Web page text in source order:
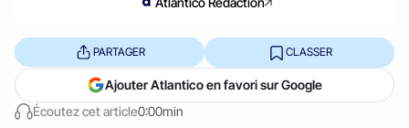
Écoutez cet article0:00min
PARTAGER CLASSER
Ajouter Atlantico en favori sur Google